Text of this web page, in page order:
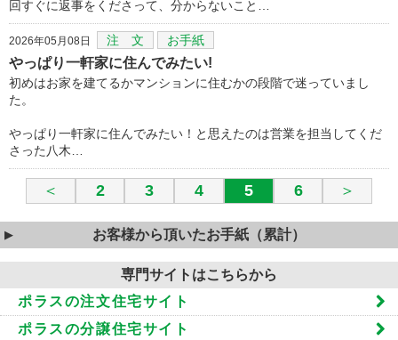
回すぐに返事をくださって、分からないこと…
2026年05月08日 注 文 お手紙
やっぱり一軒家に住んでみたい!
初めはお家を建てるかマンションに住むかの段階で迷っていまし
た。
やっぱり一軒家に住んでみたい！と思えたのは営業を担当してくだ
さった八木…
＜ 2 3 4 5 6 ＞
お客様から頂いたお手紙（累計）
専門サイトはこちらから
ポラスの注文住宅サイト
ポラスの分譲住宅サイト